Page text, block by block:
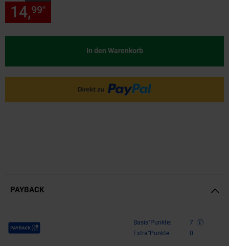
14,99*
In den Warenkorb
PAYBACK
Payback Punkte Basis°Punkte:
7
Extra°Punkte:
0